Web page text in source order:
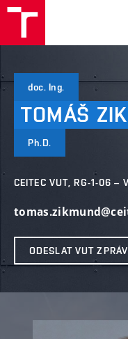
doc. Ing.
TOMÁŠ
Ph.D.
CEITEC VUT, RG-1-06 –
ODESLAT VUT